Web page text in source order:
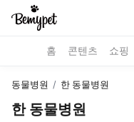
홈 콘텐츠 쇼핑
동물병원 / 한 동물병원
한 동물병원